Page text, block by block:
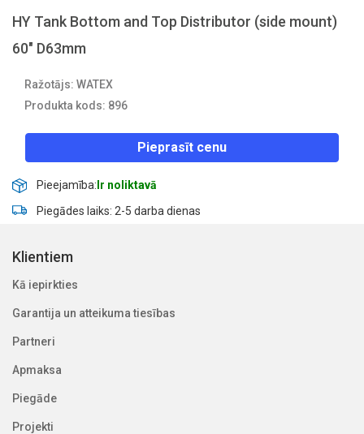
HY Tank Bottom and Top Distributor (side mount)
60" D63mm
Ražotājs: WATEX
Produkta kods: 896
Pieprasīt cenu
Pieejamība: Ir noliktavā
Piegādes laiks: 2-5 darba dienas
Klientiem
Kā iepirkties
Garantija un atteikuma tiesības
Partneri
Apmaksa
Piegāde
Projekti